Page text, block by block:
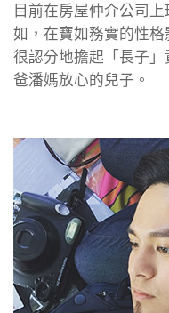
目前在房屋仲介公司
如，在寶如務實的性格
很認分地擔起「長子
爸潘媽放心的兒子。